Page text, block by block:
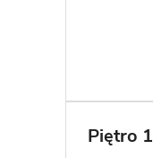
Piętro 1